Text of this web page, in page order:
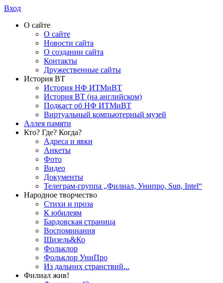
Вход
О сайте
О сайте
Новости сайта
О создании сайта
Контакты
Дружественные сайты
История ВТ
История НФ ИТМиВТ
История ВТ (на английском)
Подкаст об НФ ИТМиВТ
Виртуальный компьютерный музей
Аллея памяти
Кто? Где? Когда?
Адреса и явки
Анкеты
Фото
Видео
Документы
Телеграм-группа „Филиал, Унипро, Sun, Intel“
Народное творчество
Стихи и проза
К юбилеям
Бардовская страница
Воспоминания
Шизель&Ко
Фольклор
Фольклор УниПро
Из дальних странствий...
Филиал жив!